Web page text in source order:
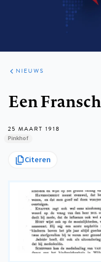
ARTIKELEN
HET
KORT
NIEUWS
Een
25 MAART 1918
Pinkhof
Citeren